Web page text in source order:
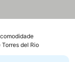
Torres del Rio